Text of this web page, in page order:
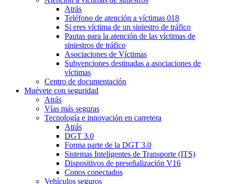
Atrás
Teléfono de atención a víctimas 018
Si eres víctima de un siniestro de tráfico
Pautas para la atención de las víctimas de
siniestros de tráfico
Asociaciones de Víctimas
Subvenciones destinadas a asociaciones de
víctimas
Centro de documentación
Muévete con seguridad
Atrás
Vías más seguras
Tecnología e innovación en carretera
Atrás
DGT 3.0
Forma parte de la DGT 3.0
Sistemas Inteligentes de Transporte (ITS)
Dispositivos de preseñalización V16
Conos conectados
Vehículos seguros